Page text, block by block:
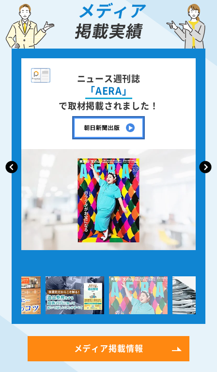
メディア
掲載実績
ニュース週刊誌
「AERA」
で取材掲載されました！
メディア掲載情報